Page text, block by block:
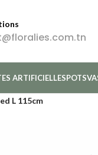
ARTIFICIELLESPOTS
L 115cm